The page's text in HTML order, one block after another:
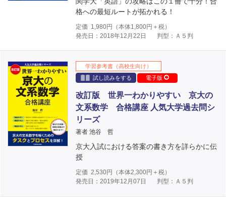
格への最短ルートが拓かれる！
定価 1,980円（本体1,800円＋税）
発売日：2018年12月22日
判型：Ａ５判
学習参考書（高校生向け）
試し読みをする
電子版
改訂版 世界一わかりやすい 京大の
文系数学 合格講座 人気大学過去問シ
リーズ
著者 池谷 哲
京大入試における答案の書き方を詳らかに伝
授
定価 2,530円（本体2,300円＋税）
発売日：2019年12月07日
判型：Ａ５判